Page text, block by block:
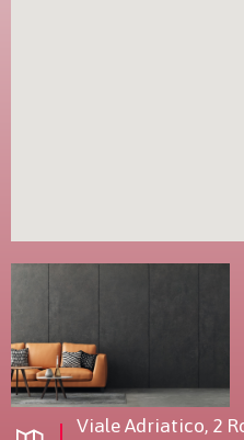
Viale Adriatico, 2